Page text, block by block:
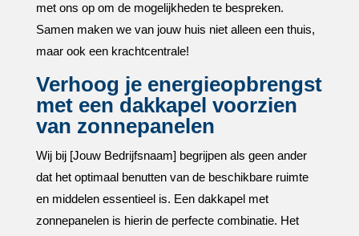
met ons op om de mogelijkheden te bespreken.​
Samen maken we van jouw huis niet alleen een thuis,
maar ook een krachtcentrale!
Verhoog je energieopbrengst
met een dakkapel voorzien
van zonnepanelen
Wij bij [Jouw Bedrijfsnaam] begrijpen als geen ander
dat het optimaal benutten van de beschikbare ruimte
en middelen essentieel is.​ Een dakkapel met
zonnepanelen is hierin de perfecte combinatie.​ Het